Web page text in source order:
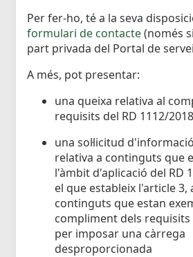
Per fer-ho, té a la seva
formulari de contacte(només
part privada del Portal de
A més, pot presentar:
una queixa relativa al
requisits del RD 1112/
una sol·licitud
relativa a continguts que
l'àmbit d'aplicació del RD
el que estableix l'article 3,
continguts que estan
compliment dels
per imposar una càrrega
desproporcionada